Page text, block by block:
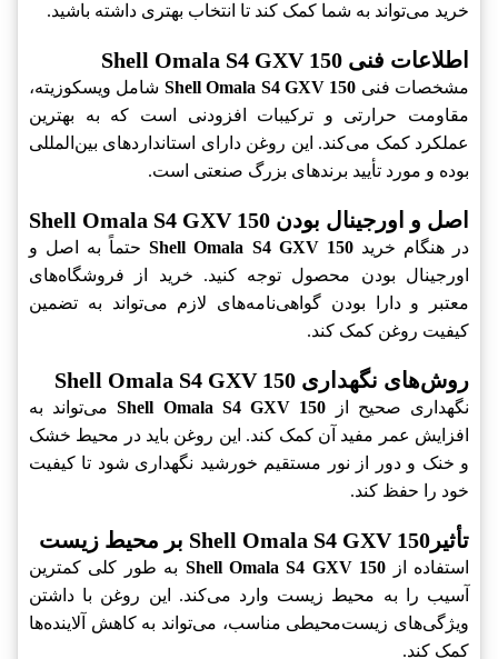
خرید می‌تواند به شما کمک کند تا انتخاب بهتری داشته باشید.
اطلاعات فنی Shell Omala S4 GXV 150
مشخصات فنی Shell Omala S4 GXV 150 شامل ویسکوزیته،
مقاومت حرارتی و ترکیبات افزودنی است که به بهترین
عملکرد کمک می‌کند. این روغن دارای استانداردهای بین‌المللی
بوده و مورد تأیید برندهای بزرگ صنعتی است.
اصل و اورجینال بودن Shell Omala S4 GXV 150
در هنگام خریدShell Omala S4 GXV 150حتماً به اصل و
اورجینال بودن محصول توجه کنید. خرید از فروشگاه‌های
معتبر و دارا بودن گواهی‌نامه‌های لازم می‌تواند به تضمین
کیفیت روغن کمک کند.
روش‌های نگهداری Shell Omala S4 GXV 150
نگهداری صحیح از Shell Omala S4 GXV 150می‌تواند به
افزایش عمر مفید آن کمک کند. این روغن باید در محیط خشک
و خنک و دور از نور مستقیم خورشید نگهداری شود تا کیفیت
خود را حفظ کند.
تأثیرShell Omala S4 GXV 150 بر محیط زیست
استفاده از Shell Omala S4 GXV 150 به طور کلی کمترین
آسیب را به محیط زیست وارد می‌کند. این روغن با داشتن
ویژگی‌های زیست‌محیطی مناسب، می‌تواند به کاهش آلاینده‌ها
کمک کند.